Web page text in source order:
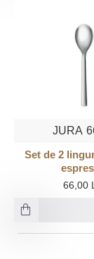
JURA
Set de 2
66,00